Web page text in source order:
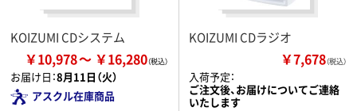
KOIZUMI CDシステム
￥10,978 ￥16,280
お届け日：8月11日（火）
アスクル在庫商品
KOIZUMI CDラジオ
￥7,678（税込）
入荷予定：
ご注文後、お届けについてご連絡
いたします